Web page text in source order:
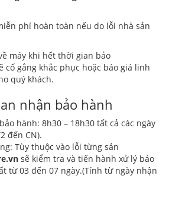
phí hoàn toàn nếu do lỗi nhà sản
máy khi hết thời gian bảo
cố gắng khắc phục hoặc báo giá linh
quý khách.
nhận bảo hành
hành: 8h30 – 18h30 tất cả các ngày
đến CN).
Tùy thuộc vào lỗi từng sản
sẽ kiểm tra và tiến hành xử lý bảo
từ 03 đến 07 ngày.(Tính từ ngày nhận